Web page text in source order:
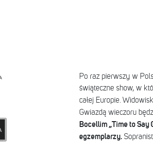
Po raz pierwszy w
świąteczne show, w
całej Europie.
Gwiazdą wieczoru
Bocellim „Time to Say
egzemplarzy.